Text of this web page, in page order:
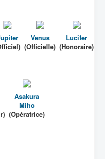
Venus
(Officielle)
Lucifer
(Honoraire)
Asakura
Miho
(Opératrice)